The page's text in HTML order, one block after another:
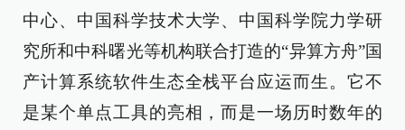
中心、中国科学技术大学、中国科学院力学研
究所和中科曙光等机构联合打造的“异算方舟”国
产计算系统软件生态全栈平台应运而生。它不
是某个单点工具的亮相，而是一场历时数年的